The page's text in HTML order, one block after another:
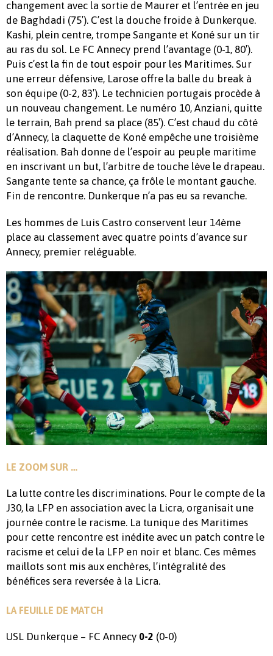
changement avec la sortie de Maurer et l’entrée en jeu
de Baghdadi (75′). C’est la douche froide à Dunkerque.
Kashi, plein centre, trompe Sangante et Koné sur un tir
au ras du sol. Le FC Annecy prend l’avantage (0-1, 80′).
Puis c’est la fin de tout espoir pour les Maritimes. Sur
une erreur défensive, Larose offre la balle du break à
son équipe (0-2, 83′). Le technicien portugais procède à
un nouveau changement. Le numéro 10, Anziani, quitte
le terrain, Bah prend sa place (85′). C’est chaud du côté
d’Annecy, la claquette de Koné empêche une troisième
réalisation. Bah donne de l’espoir au peuple maritime
en inscrivant un but, l’arbitre de touche lève le drapeau.
Sangante tente sa chance, ça frôle le montant gauche.
Fin de rencontre. Dunkerque n’a pas eu sa revanche.
Les hommes de Luis Castro conservent leur 14ème
place au classement avec quatre points d’avance sur
Annecy, premier reléguable.
LE ZOOM SUR …
La lutte contre les discriminations. Pour le compte de la
J30, la LFP en association avec la Licra, organisait une
journée contre le racisme. La tunique des Maritimes
pour cette rencontre est inédite avec un patch contre le
racisme et celui de la LFP en noir et blanc. Ces mêmes
maillots sont mis aux enchères, l’intégralité des
bénéfices sera reversée à la Licra.
LA FEUILLE DE MATCH
USL Dunkerque – FC Annecy 0-2 (0-0)